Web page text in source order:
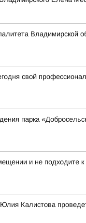
Владимирской
свой
парка
и не подходите
Калистова